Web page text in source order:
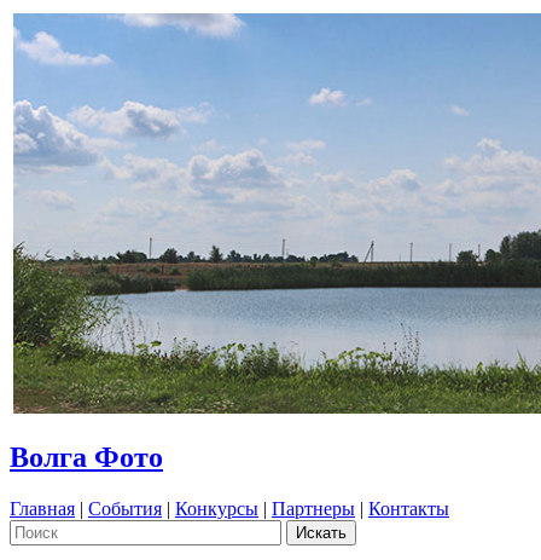
Волга Фото
Главная | События | Конкурсы | Партнеры | Контакты